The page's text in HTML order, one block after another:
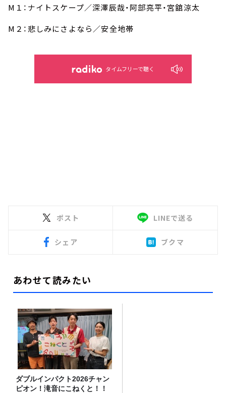
M１：ナイトスケープ／深澤辰哉・阿部亮平・宮舘涼太
M２：悲しみにさよなら／安全地帯
タイムフリーで聴く
ポスト LINEで送る
シェア ブクマ
あわせて読みたい
ダブルインパクト2026チャン
ピオン！滝音にこねくと！！